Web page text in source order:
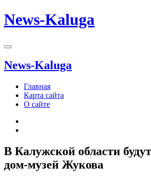
News-Kaluga
News-Kaluga
Главная
Карта сайта
О сайте
В Калужской области
дом-музей Жукова